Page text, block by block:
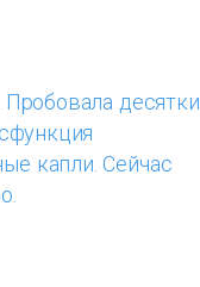
десятки
капли. Сейчас